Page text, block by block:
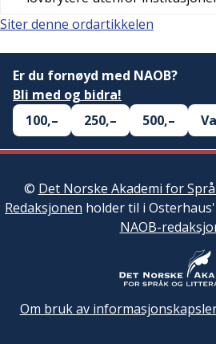
Siter denne ordartikkelen
Er du fornøyd med NAOB?
Bli med og bidra!
100,–
250,– 500,–
© Det Norske Akademi for
Redaksjonen holder til i
NAOB-
Om bruk av